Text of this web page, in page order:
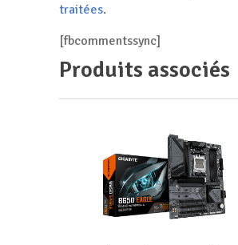
traitées.
[fbcommentssync]
Produits associés